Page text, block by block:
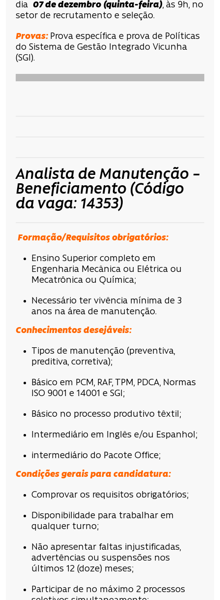
dia 07 de dezembro (quinta-feira), às 9h, no
setor de recrutamento e seleção.
Provas: Prova específica e prova de Políticas
do Sistema de Gestão Integrado Vicunha
(SGI).
Analista de Manutenção –
Beneficiamento (Código
da vaga: 14353)
Formação/Requisitos obrigatórios:
Ensino Superior completo em
Engenharia Mecânica ou Elétrica ou
Mecatrônica ou Química;
Necessário ter vivência mínima de 3
anos na área de manutenção.
Conhecimentos desejáveis:
Tipos de manutenção (preventiva,
preditiva, corretiva);
Básico em PCM, RAF, TPM, PDCA, Normas
ISO 9001 e 14001 e SGI;
Básico no processo produtivo têxtil;
Intermediário em Inglês e/ou Espanhol;
intermediário do Pacote Office;
Condições gerais para candidatura:
Comprovar os requisitos obrigatórios;
Disponibilidade para trabalhar em
qualquer turno;
Não apresentar faltas injustificadas,
advertências ou suspensões nos
últimos 12 (doze) meses;
Participar de no máximo 2 processos